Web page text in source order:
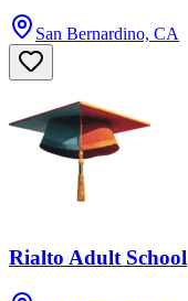
San Bernardino, CA
Rialto Adult School